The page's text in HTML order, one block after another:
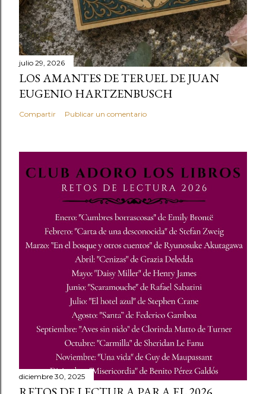
julio 29, 2026
LOS AMANTES DE TERUEL DE JUAN
EUGENIO HARTZENBUSCH
Compartir Publicar un comentario
diciembre 30, 2025